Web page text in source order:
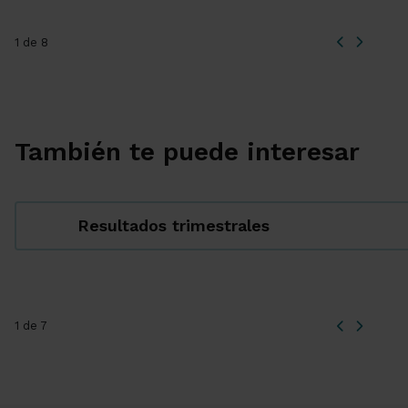
1 de 8
También te puede interesar
Resultados trimestrales
1 de 7